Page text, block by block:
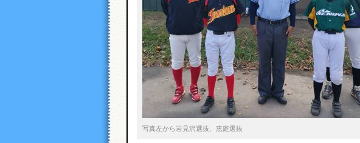
写真左から岩見沢選抜、恵庭選抜